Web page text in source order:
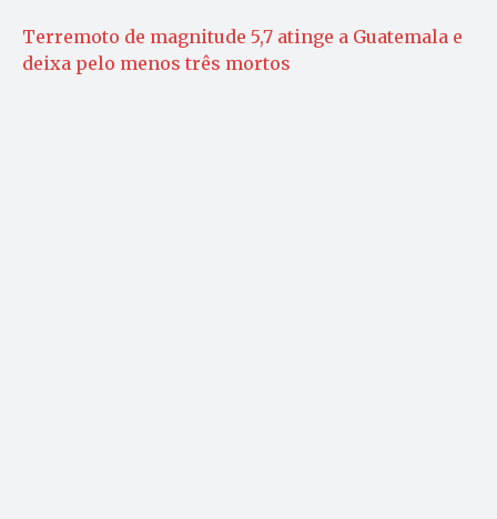
Terremoto de magnitude 5,7 atinge a Guatemala e
deixa pelo menos três mortos